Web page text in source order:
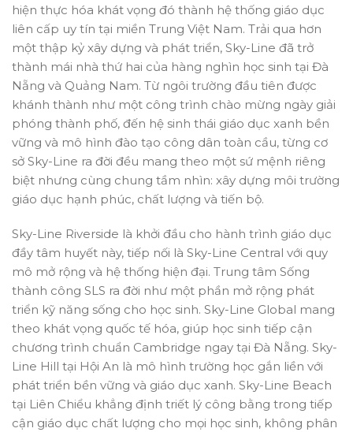
hiện thực hóa khát vọng đó thành hệ thống giáo dục
liên cấp uy tín tại miền Trung Việt Nam. Trải qua hơn
một thập kỷ xây dựng và phát triển, Sky-Line đã trở
thành mái nhà thứ hai của hàng nghìn học sinh tại Đà
Nẵng và Quảng Nam. Từ ngôi trường đầu tiên được
khánh thành như một công trình chào mừng ngày giải
phóng thành phố, đến hệ sinh thái giáo dục xanh bền
vững và mô hình đào tạo công dân toàn cầu, từng cơ
sở Sky-Line ra đời đều mang theo một sứ mệnh riêng
biệt nhưng cùng chung tầm nhìn: xây dựng môi trường
giáo dục hạnh phúc, chất lượng và tiến bộ.
Sky-Line Riverside là khởi đầu cho hành trình giáo dục
đầy tâm huyết này, tiếp nối là Sky-Line Central với quy
mô mở rộng và hệ thống hiện đại. Trung tâm Sống
thành công SLS ra đời như một phần mở rộng phát
triển kỹ năng sống cho học sinh. Sky-Line Global mang
theo khát vọng quốc tế hóa, giúp học sinh tiếp cận
chương trình chuẩn Cambridge ngay tại Đà Nẵng. Sky-
Line Hill tại Hội An là mô hình trường học gắn liền với
phát triển bền vững và giáo dục xanh. Sky-Line Beach
tại Liên Chiểu khẳng định triết lý công bằng trong tiếp
cận giáo dục chất lượng cho mọi học sinh, không phân